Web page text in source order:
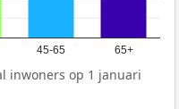
45-65 65+
inwoners op 1 januari